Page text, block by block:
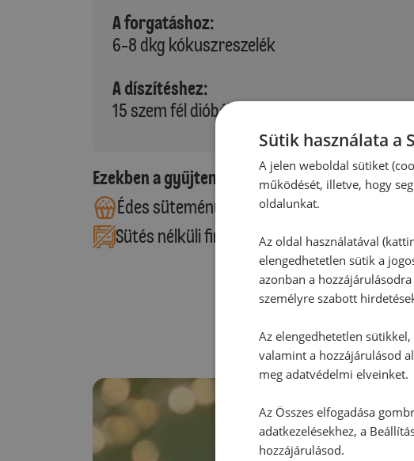
A forgatáshoz:
6-8 dkg kókuszreszelék
A díszítéshez:
15 szem fél dióbél
Ezekben a gyűjteményekben található:
Édes sütemények
Sütés nélküli finomságok
Sütik használata a
A jelen weboldal sütiket
működését, illetve, hogy
oldalunkat.
Az oldal használatával
elengedhetetlen sütik a
azonban a
személyre szabott
Az elengedhetetlen
valamint a hozzájárulásod
meg adatvédelmi elveinket.
Az Összes elfogadása
adatkezelésekhez, a
hozzájárulásod.